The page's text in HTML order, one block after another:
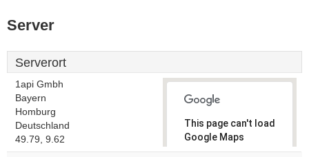
Server
Serverort
1api Gmbh
Bayern
Homburg
Deutschland
49.79, 9.62
This page can't load
Google Maps
correctly.